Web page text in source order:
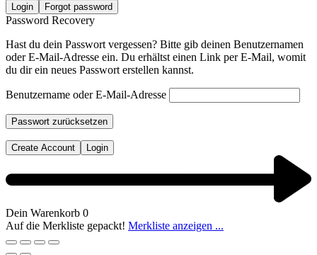
Login Forgot password
Password Recovery
Hast du dein Passwort vergessen? Bitte gib deinen Benutzernamen
oder E-Mail-Adresse ein. Du erhältst einen Link per E-Mail, womit
du dir ein neues Passwort erstellen kannst.
Benutzername oder E-Mail-Adresse
Passwort zurücksetzen
Create Account Login
Dein Warenkorb 0
Auf die Merkliste gepackt! Merkliste anzeigen ...